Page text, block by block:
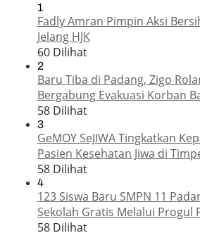
1
Fadly Amran Pimpin Aksi
Jelang HJK
60 Dilihat
2
Baru Tiba di Padang, Zigo
Bergabung Evakuasi Korban
58 Dilihat
3
GeMOY SeJIWA Tingkatkan
Pasien Kesehatan Jiwa di
58 Dilihat
4
123 Siswa Baru SMPN 11
Sekolah Gratis Melalui Progul
58 Dilihat